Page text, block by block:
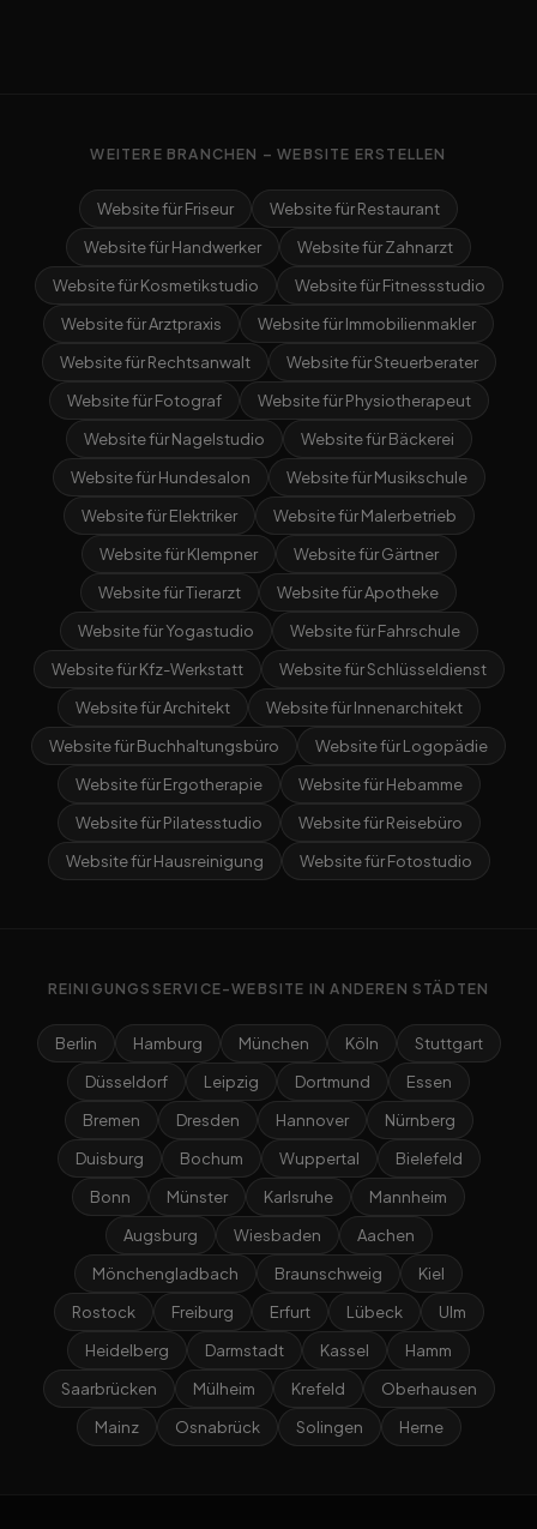
WEITERE BRANCHEN – WEBSITE ERSTELLEN
Website für Friseur
Website für Restaurant
Website für Handwerker
Website für Zahnarzt
Website für Kosmetikstudio
Website für Fitnessstudio
Website für Arztpraxis
Website für Immobilienmakler
Website für Rechtsanwalt
Website für Steuerberater
Website für Fotograf
Website für Physiotherapeut
Website für Nagelstudio
Website für Bäckerei
Website für Hundesalon
Website für Musikschule
Website für Elektriker
Website für Malerbetrieb
Website für Klempner
Website für Gärtner
Website für Tierarzt
Website für Apotheke
Website für Yogastudio
Website für Fahrschule
Website für Kfz-Werkstatt
Website für Schlüsseldienst
Website für Architekt
Website für Innenarchitekt
Website für Buchhaltungsbüro
Website für Logopädie
Website für Ergotherapie
Website für Hebamme
Website für Pilatesstudio
Website für Reisebüro
Website für Hausreinigung
Website für Fotostudio
REINIGUNGSSERVICE-WEBSITE IN ANDEREN STÄDTEN
Berlin Hamburg München Köln
Stuttgart
Düsseldorf
Leipzig Dortmund
Essen
Bremen
Dresden Hannover
Nürnberg
Duisburg
Bochum Wuppertal
Bielefeld
Bonn
Münster Karlsruhe
Mannheim
Augsburg
Wiesbaden
Aachen
Mönchengladbach
Braunschweig
Kiel
Rostock
Freiburg Erfurt Lübeck
Ulm
Heidelberg
Darmstadt Kassel
Hamm
Saarbrücken
Mülheim Krefeld
Oberhausen
Mainz
Osnabrück Solingen Herne